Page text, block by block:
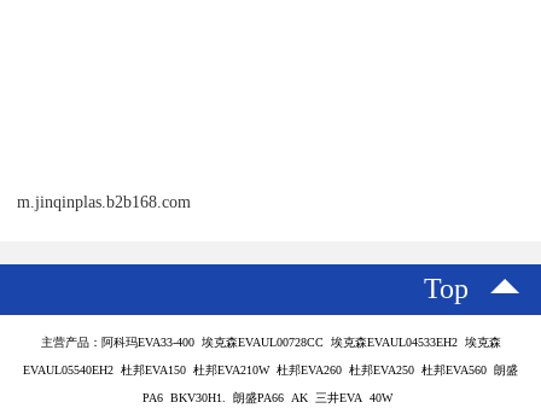
m.jinqinplas.b2b168.com
Top
主营产品：阿科玛EVA33-400 埃克森EVAUL00728CC 埃克森EVAUL04533EH2 埃克森
EVAUL05540EH2 杜邦EVA150 杜邦EVA210W 杜邦EVA260 杜邦EVA250 杜邦EVA560 朗盛
PA6 BKV30H1. 朗盛PA66 AK 三井EVA 40W